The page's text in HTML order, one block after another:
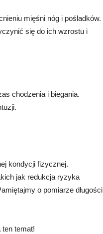
mięśni nóg i pośladków.
się do ich wzrostu i
chodzenia i biegania.
kondycji fizycznej.
jak redukcja ryzyka
o pomiarze długości
ten temat!